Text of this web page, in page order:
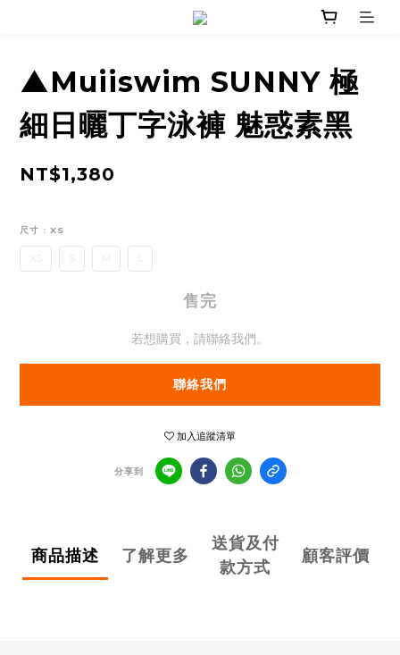
▲Muiiswim SUNNY 極
細日曬丁字泳褲 魅惑素黑
NT$1,380
尺寸 : XS
XS M
售完
若想購買，請聯絡我們。
聯絡我們
加入追蹤清單
分享到
商品描述 了解更多
送貨及付
款方式
顧客評價